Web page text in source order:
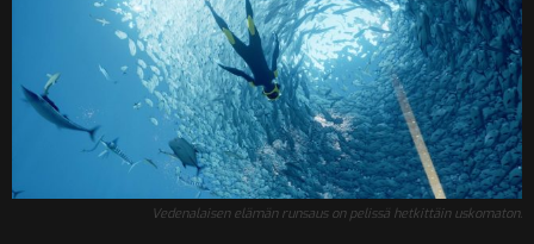
Vedenalaisen elämän runsaus on pelissä hetkittäin uskomaton.